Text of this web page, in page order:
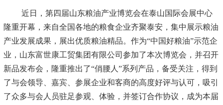
近日，第四届山东粮油产业博览会在泰山国际会展中心
隆重开幕，来自全国各地的粮食企业齐聚泰安，集中展示粮油
产业发展成果，展出优质粮油精品。作为“中国好粮油”示范企
业，山东富世康工贸集团有限公司参加了本次博览会，并召开
新品发布会，隆重推出了“俏腰人”系列产品，备受关注，得到
了与会领导、嘉宾、参展企业和客商的高度好评与认可，吸引
了众多与会人员驻足参观、体验，并签订合作协议，成为本届